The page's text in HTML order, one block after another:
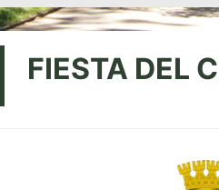
FIESTA DEL